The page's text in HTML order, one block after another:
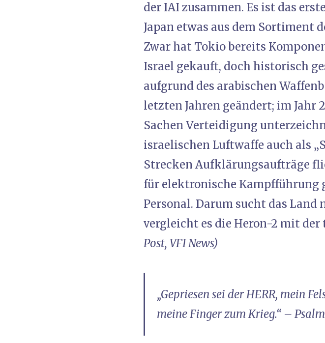
der IAI zusammen. Es ist das
Japan etwas aus dem Sortiment
Zwar hat Tokio bereits
Israel gekauft, doch historisch
aufgrund des arabischen
letzten Jahren geändert; im
Sachen Verteidigung
israelischen Luftwaffe auch als
Strecken Aufklärungsaufträge
für elektronische Kampfführung
Personal. Darum sucht das
vergleicht es die Heron-2 mit
Post, VFI News)
„Gepriesen sei der HERR, mein
meine Finger zum Krieg.“ – Psalm